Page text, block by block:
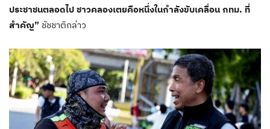
ประชาชนตลอดไป ชาวคลองเตยคือหนึ่งในกำลังขับเคลื่อน กทม. ที่
สำคัญ” ชัชชาติกล่าว